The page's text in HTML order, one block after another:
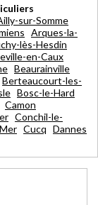
sur-Somme
Arques-la-
lès-Hesdin
en-Caux
Beaurainville
Berteaucourt-les-
Bosc-le-Hard
Camon
Conchil-le-
Cucq Dannes